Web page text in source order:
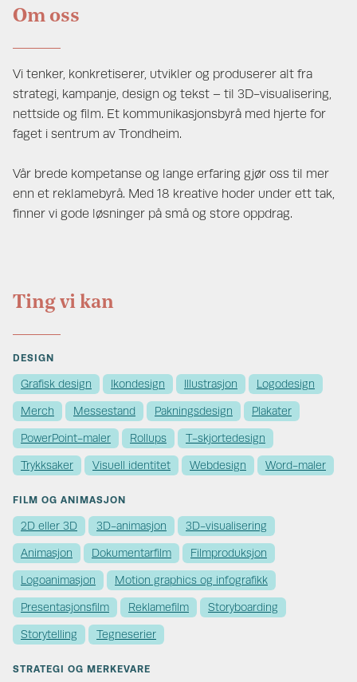
Om oss
Vi tenker, konkretiserer, utvikler og produserer alt fra
strategi, kampanje, design og tekst – til 3D-visualisering,
nettside og film. Et kommunikasjonsbyrå med hjerte for
faget i sentrum av Trondheim.
Vår brede kompetanse og lange erfaring gjør oss til mer
enn et reklamebyrå. Med 18 kreative hoder under ett tak,
finner vi gode løsninger på små og store oppdrag.
Ting vi kan
DESIGN
Grafisk design Ikondesign Illustrasjon Logodesign
Merch Messestand Pakningsdesign Plakater
PowerPoint-maler Rollups T-skjortedesign
Trykksaker Visuell identitet Webdesign Word-maler
FILM OG ANIMASJON
2D eller 3D 3D-animasjon 3D-visualisering
Animasjon Dokumentarfilm Filmproduksjon
Logoanimasjon Motion graphics og infografikk
Presentasjonsfilm Reklamefilm Storyboarding
Storytelling Tegneserier
STRATEGI OG MERKEVARE